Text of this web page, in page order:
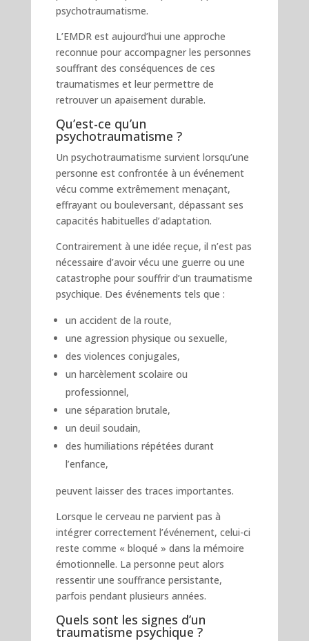
psychotraumatisme.
L’EMDR est aujourd’hui une approche
reconnue pour accompagner les personnes
souffrant des conséquences de ces
traumatismes et leur permettre de
retrouver un apaisement durable.
Qu’est-ce qu’un
psychotraumatisme ?
Un psychotraumatisme survient lorsqu’une
personne est confrontée à un événement
vécu comme extrêmement menaçant,
effrayant ou bouleversant, dépassant ses
capacités habituelles d’adaptation.
Contrairement à une idée reçue, il n’est pas
nécessaire d’avoir vécu une guerre ou une
catastrophe pour souffrir d’un traumatisme
psychique. Des événements tels que :
un accident de la route,
une agression physique ou sexuelle,
des violences conjugales,
un harcèlement scolaire ou
professionnel,
une séparation brutale,
un deuil soudain,
des humiliations répétées durant
l’enfance,
peuvent laisser des traces importantes.
Lorsque le cerveau ne parvient pas à
intégrer correctement l’événement, celui-ci
reste comme « bloqué » dans la mémoire
émotionnelle. La personne peut alors
ressentir une souffrance persistante,
parfois pendant plusieurs années.
Quels sont les signes d’un
traumatisme psychique ?